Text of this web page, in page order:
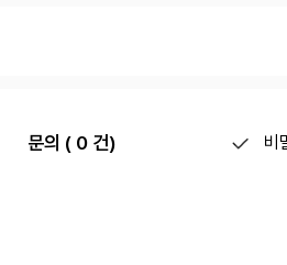
문의 ( 0 건) 비